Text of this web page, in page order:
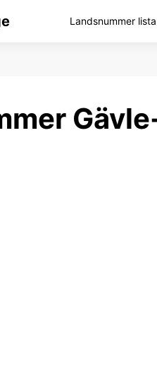
Landsnummer lista